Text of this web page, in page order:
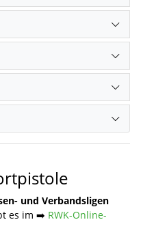
und Verbandsligen
es im ➡️ RWK-Online-